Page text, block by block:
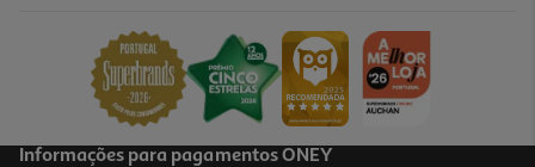
PVP de editor
13,95 €
Informações para pagamentos ONEY